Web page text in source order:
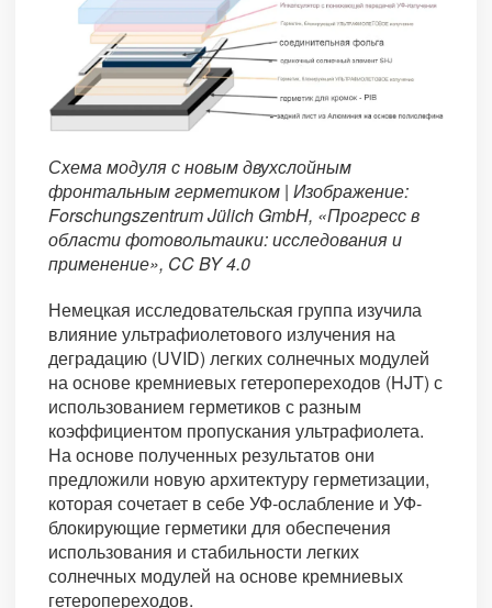
Схема модуля с новым двухслойным
фронтальным герметиком | Изображение:
Forschungszentrum Jülich GmbH, «Прогресс в
области фотовольтаики: исследования и
применение», CC BY 4.0
Немецкая исследовательская группа изучила
влияние ультрафиолетового излучения на
деградацию (UVID) легких солнечных модулей
на основе кремниевых гетеропереходов (HJT) с
использованием герметиков с разным
коэффициентом пропускания ультрафиолета.
На основе полученных результатов они
предложили новую архитектуру герметизации,
которая сочетает в себе УФ-ослабление и УФ-
блокирующие герметики для обеспечения
использования и стабильности легких
солнечных модулей на основе кремниевых
гетеропереходов.